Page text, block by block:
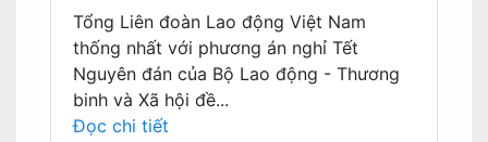
Tổng Liên đoàn Lao động Việt Nam
thống nhất với phương án nghỉ Tết
Nguyên đán của Bộ Lao động - Thương
binh và Xã hội đề...
Đọc chi tiết